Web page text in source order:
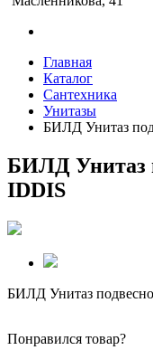
Главная
Каталог
Сантехника
Унитазы
БИЛД Унитаз
БИЛД Унитаз
IDDIS
БИЛД Унитаз
Понравился товар?